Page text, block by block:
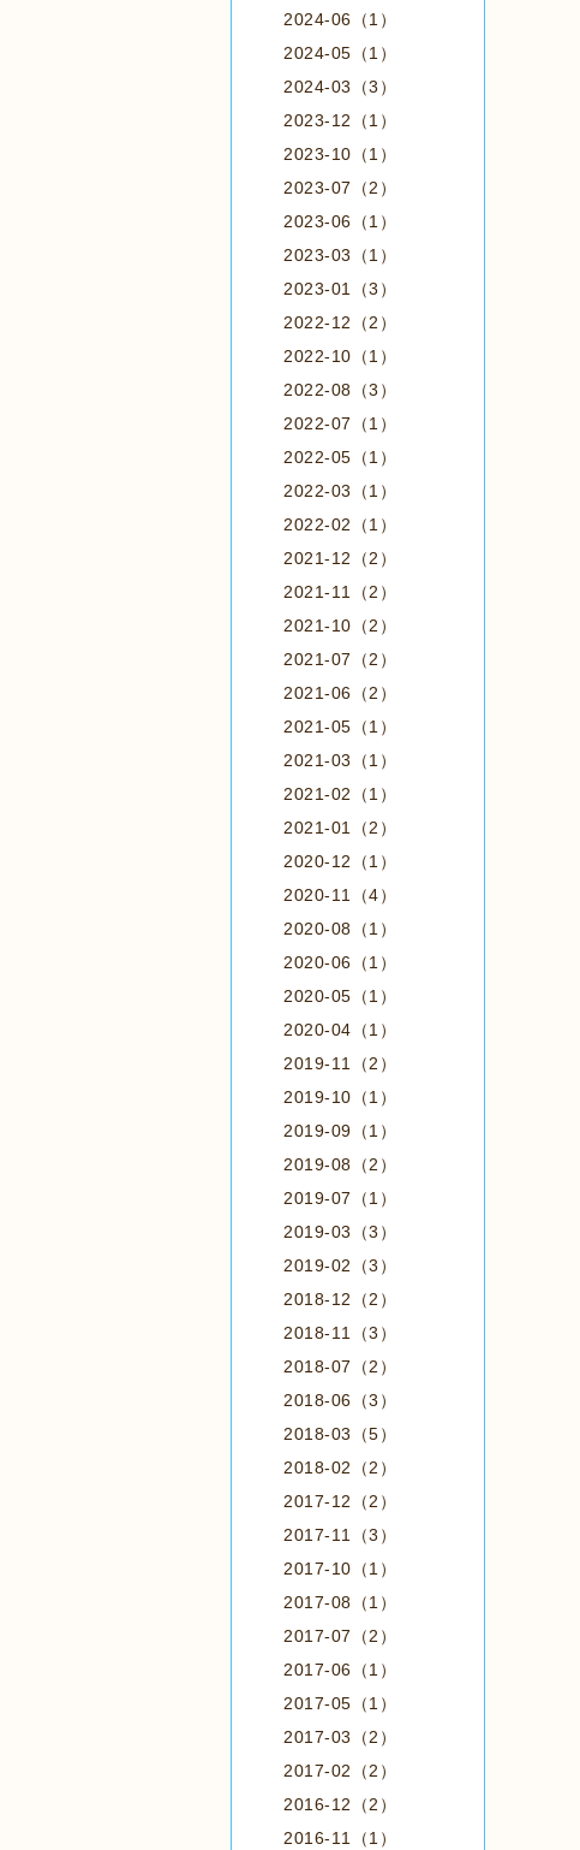
2024-06（1）
2024-05（1）
2024-03（3）
2023-12（1）
2023-10（1）
2023-07（2）
2023-06（1）
2023-03（1）
2023-01（3）
2022-12（2）
2022-10（1）
2022-08（3）
2022-07（1）
2022-05（1）
2022-03（1）
2022-02（1）
2021-12（2）
2021-11（2）
2021-10（2）
2021-07（2）
2021-06（2）
2021-05（1）
2021-03（1）
2021-02（1）
2021-01（2）
2020-12（1）
2020-11（4）
2020-08（1）
2020-06（1）
2020-05（1）
2020-04（1）
2019-11（2）
2019-10（1）
2019-09（1）
2019-08（2）
2019-07（1）
2019-03（3）
2019-02（3）
2018-12（2）
2018-11（3）
2018-07（2）
2018-06（3）
2018-03（5）
2018-02（2）
2017-12（2）
2017-11（3）
2017-10（1）
2017-08（1）
2017-07（2）
2017-06（1）
2017-05（1）
2017-03（2）
2017-02（2）
2016-12（2）
2016-11（1）